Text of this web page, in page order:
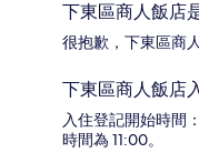
下東區商人飯店
很抱歉，下東區商
下東區商人飯店
入住登記開始時間
時間為 11:00。